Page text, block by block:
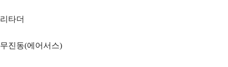
리타더
무진동(에어서스)